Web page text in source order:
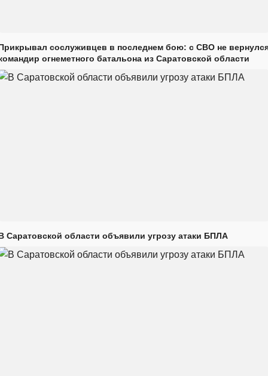
сослуживцев в последнем бою: с СВО не
огнеметного батальона из Саратовской области
Саратовской области объявили угрозу атаки БПЛА